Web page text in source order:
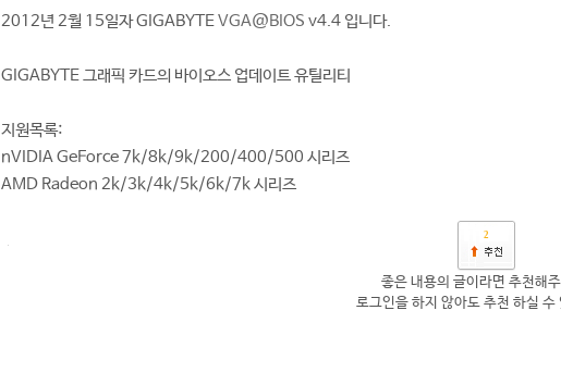
2012년 2월 15일자 GIGABYTEVGA@BIOS v4.4 입니다.
GIGABYTE 그래픽 카드의 바이오스 업데이트 유틸리티
지원목록:
nVIDIA GeForce 7k/8k/9k/200/400/500 시리즈
AMD Radeon 2k/3k/4k/5k/6k/7k 시리즈
2
좋은 내용의 글이라면 추천해
로그인을 하지 않아도 추천 하실 수